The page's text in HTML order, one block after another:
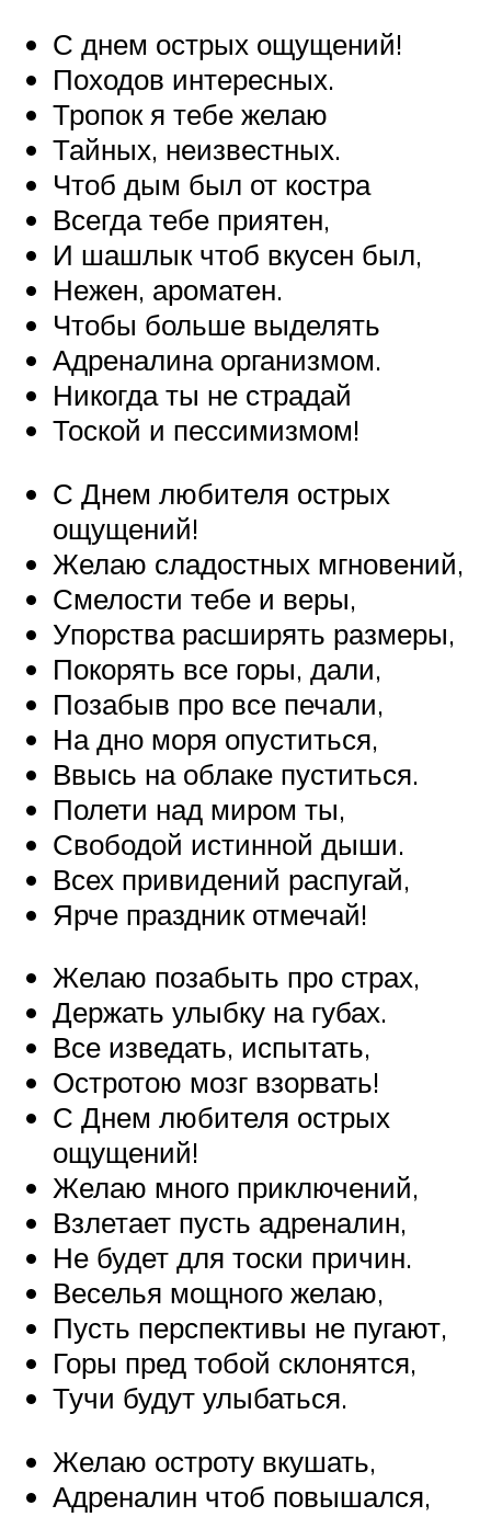
С днем острых ощущений!
Походов интересных.
Тропок я тебе желаю
Тайных, неизвестных.
Чтоб дым был от костра
Всегда тебе приятен,
И шашлык чтоб вкусен был,
Нежен, ароматен.
Чтобы больше выделять
Адреналина организмом.
Никогда ты не страдай
Тоской и пессимизмом!
С Днем любителя острых
ощущений!
Желаю сладостных мгновений,
Смелости тебе и веры,
Упорства расширять размеры,
Покорять все горы, дали,
Позабыв про все печали,
На дно моря опуститься,
Ввысь на облаке пуститься.
Полети над миром ты,
Свободой истинной дыши.
Всех привидений распугай,
Ярче праздник отмечай!
Желаю позабыть про страх,
Держать улыбку на губах.
Все изведать, испытать,
Остротою мозг взорвать!
С Днем любителя острых
ощущений!
Желаю много приключений,
Взлетает пусть адреналин,
Не будет для тоски причин.
Веселья мощного желаю,
Пусть перспективы не пугают,
Горы пред тобой склонятся,
Тучи будут улыбаться.
Желаю остроту вкушать,
Адреналин чтоб повышался,